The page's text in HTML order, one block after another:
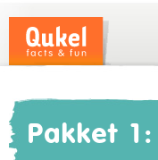
Pakket